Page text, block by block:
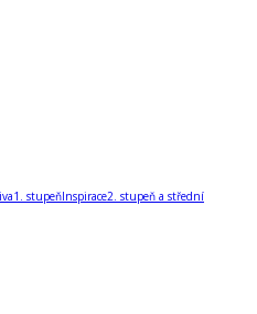
1. stupeňInspirace2. stupeň a střední